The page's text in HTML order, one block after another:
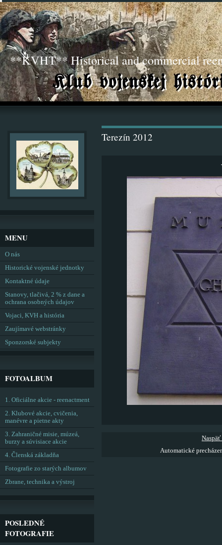
**KVHT** Historical and commercial
Terezín 2012
Automatické
MENU
O nás
Historické vojenské jednotky
Kontaktné údaje
Stanovy, tlačivá, 2 % z dane a
ochrana osobných údajov
Vojaci, KVH a história
Zaujímavé webstránky
Sponzorské subjekty
FOTOALBUM
1. Oficiálne akcie - reenactment
2. Klubové akcie, cvičenia,
manévre a pietne akty
3. Zahraničné misie, múzeá,
burzy a súvisiace akcie
4. Členská základňa
Fotografie zo starých albumov
Zbrane, technika a výstroj
POSLEDNÉ
FOTOGRAFIE